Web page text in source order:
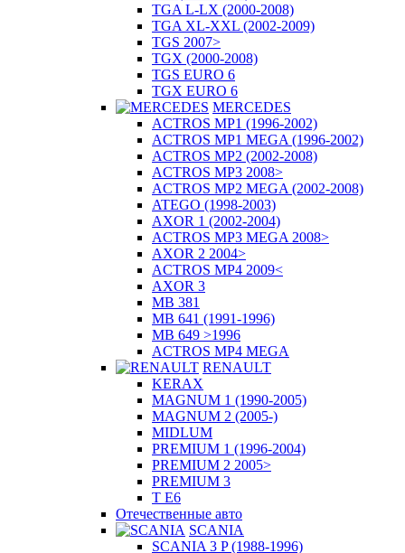
TGA L-LX (2000-2008)
TGA XL-XXL (2002-2009)
TGS 2007>
TGX (2000-2008)
TGS EURO 6
TGX EURO 6
MERCEDES
ACTROS MP1 (1996-2002)
ACTROS MP1 MEGA (1996-2002)
ACTROS MP2 (2002-2008)
ACTROS MP3 2008>
ACTROS MP2 MEGA (2002-2008)
ATEGO (1998-2003)
AXOR 1 (2002-2004)
ACTROS MP3 MEGA 2008>
AXOR 2 2004>
ACTROS MP4 2009<
AXOR 3
MB 381
MB 641 (1991-1996)
MB 649 >1996
ACTROS MP4 MEGA
RENAULT
KERAX
MAGNUM 1 (1990-2005)
MAGNUM 2 (2005-)
MIDLUM
PREMIUM 1 (1996-2004)
PREMIUM 2 2005>
PREMIUM 3
T E6
Отечественные авто
SCANIA
SCANIA 3 P (1988-1996)